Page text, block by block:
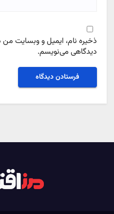
ذخیره نام، ایمیل و وبسایت من
دیدگاهی می‌نویسم.